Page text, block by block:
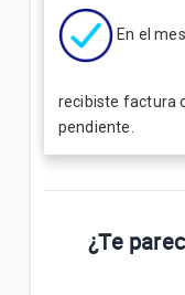
En el
recibiste factura
pendiente.
¿Te